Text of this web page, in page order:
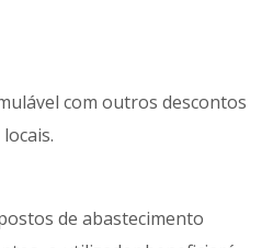
com outros descontos
de abastecimento